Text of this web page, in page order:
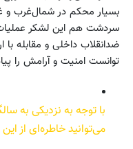
بسیار محکم در شمال‌غرب و
سردشت هم این لشکر
توانست امنیت و آرامش را
با توجه به نزدیکی به
می‌توانید خاطره‌ای از